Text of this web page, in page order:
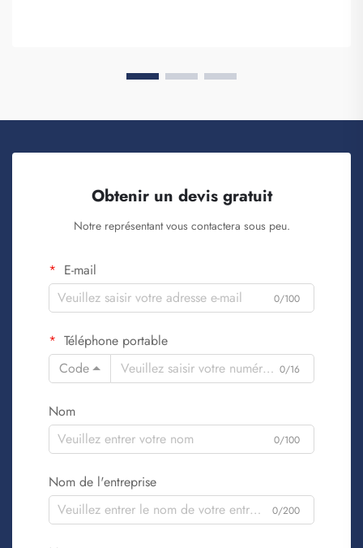
Obtenir un devis gratuit
Notre représentant vous contactera sous peu.
E-mail
0/100
Téléphone portable
Code
0/16
Nom
0/100
Nom de l'entreprise
0/200